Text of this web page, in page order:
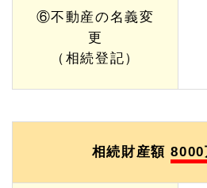
⑥不動産の名義変
更
（相続登記）
相続財産額8000